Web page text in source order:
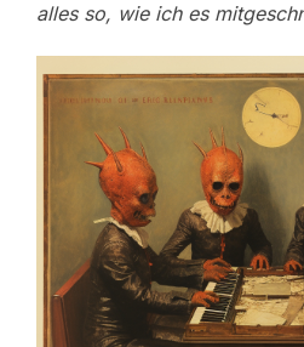
alles so, wie ich es